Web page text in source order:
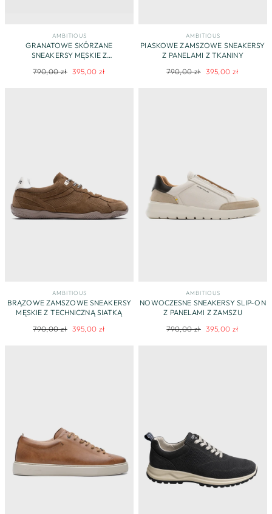
AMBITIOUS
GRANATOWE SKÓRZANE
SNEAKERSY MĘSKIE Z
Regularna
790,00 zł
Cena
395,00 zł
AMBITIOUS
PIASKOWE ZAMSZOWE SNEAKERSY
Z PANELAMI Z TKANINY
Regularna
790,00 zł
Cena
395,00 zł
AMBITIOUS
BRĄZOWE ZAMSZOWE SNEAKERSY
MĘSKIE Z TECHNICZNĄ SIATKĄ
Regularna
790,00 zł
Cena
395,00 zł
AMBITIOUS
NOWOCZESNE SNEAKERSY SLIP-ON
Z PANELAMI Z ZAMSZU
Regularna
790,00 zł
Cena
395,00 zł